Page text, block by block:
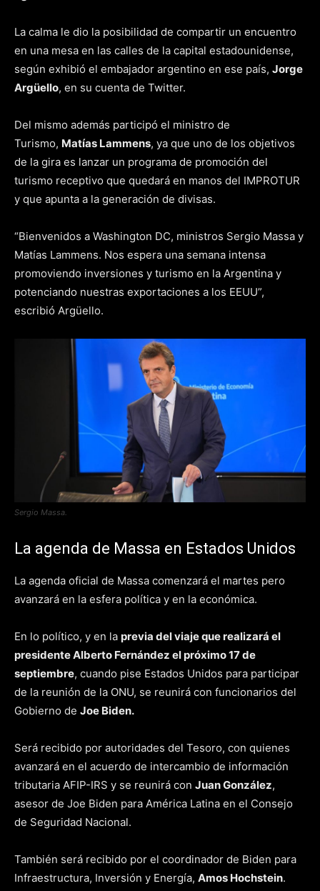
La calma le dio la posibilidad de compartir un encuentro
en una mesa en las calles de la capital estadounidense,
según exhibió el embajador argentino en ese país, Jorge
Argüello, en su cuenta de Twitter.
Del mismo además participó el ministro de
Turismo, Matías Lammens, ya que uno de los objetivos
de la gira es lanzar un programa de promoción del
turismo receptivo que quedará en manos del IMPROTUR
y que apunta a la generación de divisas.
“Bienvenidos a Washington DC, ministros Sergio Massa y
Matías Lammens. Nos espera una semana intensa
promoviendo inversiones y turismo en la Argentina y
potenciando nuestras exportaciones a los EEUU”,
escribió Argüello.
Sergio Massa.
La agenda de Massa en Estados Unidos
La agenda oficial de Massa comenzará el martes pero
avanzará en la esfera política y en la económica.
En lo político, y en la previa del viaje que realizará el
presidente Alberto Fernández el próximo 17 de
septiembre, cuando pise Estados Unidos para participar
de la reunión de la ONU, se reunirá con funcionarios del
Gobierno de Joe Biden.
Será recibido por autoridades del Tesoro, con quienes
avanzará en el acuerdo de intercambio de información
tributaria AFIP-IRS y se reunirá con Juan González,
asesor de Joe Biden para América Latina en el Consejo
de Seguridad Nacional.
También será recibido por el coordinador de Biden para
Infraestructura, Inversión y Energía, Amos Hochstein.